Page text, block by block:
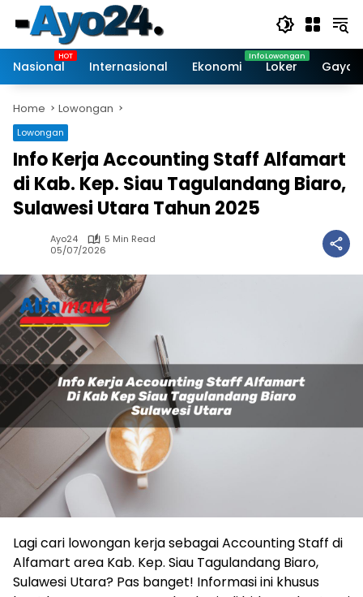
content
Nasional
Internasional Ekonomi Loker Gaya
Home Lowongan
Lowongan
Info Kerja Accounting Staff Alfamart
di Kab. Kep. Siau Tagulandang Biaro,
Sulawesi Utara Tahun 2025
Ayo24
5 Min Read
05/07/2026
Lagi cari lowongan kerja sebagai Accounting Staff di
Alfamart area Kab. Kep. Siau Tagulandang Biaro,
Sulawesi Utara? Pas banget! Informasi ini khusus